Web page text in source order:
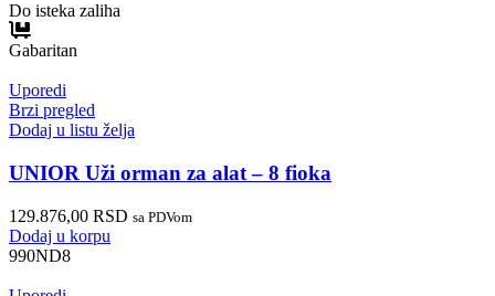
Do isteka zaliha
Gabaritan
Uporedi
Brzi pregled
Dodaj u listu želja
UNIOR Uži orman za alat – 8 fioka
129.876,00 RSD sa PDVom
Dodaj u korpu
990ND8